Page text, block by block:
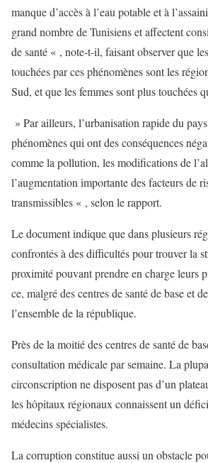
manque d’accès à l’eau potable et à
grand nombre de Tunisiens et affectent
de santé « , note-t-il, faisant observer que
touchées par ces phénomènes sont les
Sud, et que les femmes sont plus touchées
» Par ailleurs, l’urbanisation rapide du
phénomènes qui ont des conséquences
comme la pollution, les modifications de
l’augmentation importante des facteurs de
transmissibles « , selon le rapport.
Le document indique que dans plusieurs
confrontés à des difficultés pour trouver la
proximité pouvant prendre en charge leurs
ce, malgré des centres de santé de base et
l’ensemble de la république.
Près de la moitié des centres de santé de
consultation médicale par semaine. La
circonscription ne disposent pas d’un
les hôpitaux régionaux connaissent un
médecins spécialistes.
La corruption constitue aussi un obstacle